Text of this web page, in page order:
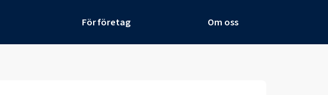
För företag Om oss